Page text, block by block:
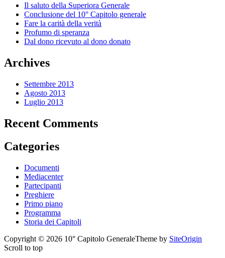
Il saluto della Superiora Generale
Conclusione del 10° Capitolo generale
Fare la carità della verità
Profumo di speranza
Dal dono ricevuto al dono donato
Archives
Settembre 2013
Agosto 2013
Luglio 2013
Recent Comments
Categories
Documenti
Mediacenter
Partecipanti
Preghiere
Primo piano
Programma
Storia dei Capitoli
Copyright © 2026 10° Capitolo GeneraleTheme by SiteOrigin
Scroll to top